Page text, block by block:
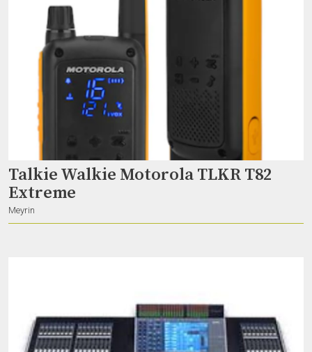
25 Moving lights
Philumen
Genève
Talkie Walkie Motorola TLKR T82
Extreme
Meyrin